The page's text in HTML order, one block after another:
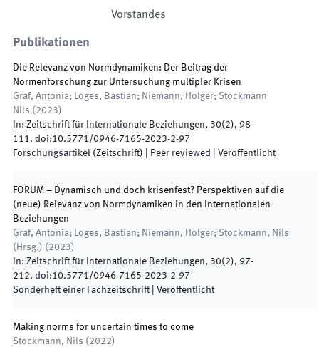
Vorstandes
Publikationen
Die Relevanz von Normdynamiken: Der Beitrag der
Normenforschung zur Untersuchung multipler Krisen
Graf, Antonia; Loges, Bastian; Niemann, Holger; Stockmann
Nils ( 2023)
In: Zeitschrift für Internationale Beziehungen, 30(2), 98-
111. doi:10.5771/0946-7165-2023-2-97
Forschungsartikel (Zeitschrift) | Peer reviewed Veröffentlicht
FORUM – Dynamisch und doch krisenfest? Perspektiven auf die
(neue) Relevanz von Normdynamiken in den Internationalen
Beziehungen
Graf, Antonia; Loges, Bastian; Niemann, Holger; Stockmann, Nils
( Hrsg.) ( 2023)
In: Zeitschrift für Internationale Beziehungen, 30(2), 97-
212. doi:10.5771/0946-7165-2023-2-97
Sonderheft einer Fachzeitschrift
Veröffentlicht
Making norms for uncertain times to come
Stockmann, Nils ( 2022)